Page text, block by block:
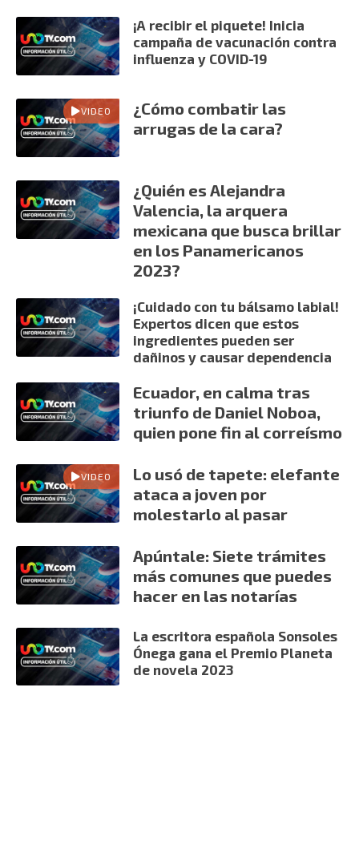
¡A recibir el piquete! Inicia
campaña de vacunación contra
influenza y COVID-19
VIDEO
¿Cómo combatir las
arrugas de la cara?
¿Quién es Alejandra
Valencia, la arquera
mexicana que busca brillar
en los Panamericanos
2023?
¡Cuidado con tu bálsamo labial!
Expertos dicen que estos
ingredientes pueden ser
dañinos y causar dependencia
Ecuador, en calma tras
triunfo de Daniel Noboa,
quien pone fin al correísmo
VIDEO
Lo usó de tapete: elefante
ataca a joven por
molestarlo al pasar
Apúntale: Siete trámites
más comunes que puedes
hacer en las notarías
La escritora española Sonsoles
Ónega gana el Premio Planeta
de novela 2023